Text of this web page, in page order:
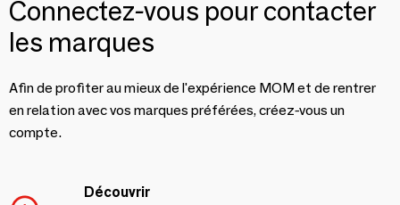
Connectez-vous pour contacter
les marques
Afin de profiter au mieux de l'expérience MOM et de rentrer
en relation avec vos marques préférées, créez-vous un
compte.
Découvrir